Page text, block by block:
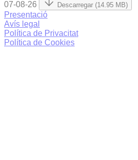
07-08-26 Descarregar (14.95 MB)
Presentació
Avís legal
Política de Privacitat
Política de Cookies